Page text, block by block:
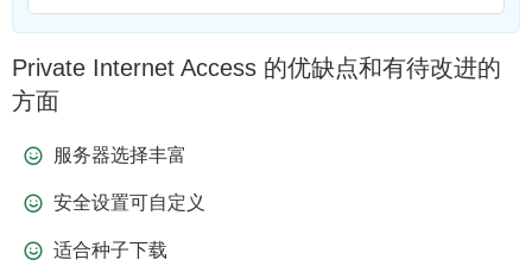
Private Internet Access 的优缺点和有待改进的
方面
服务器选择丰富
安全设置可自定义
适合种子下载